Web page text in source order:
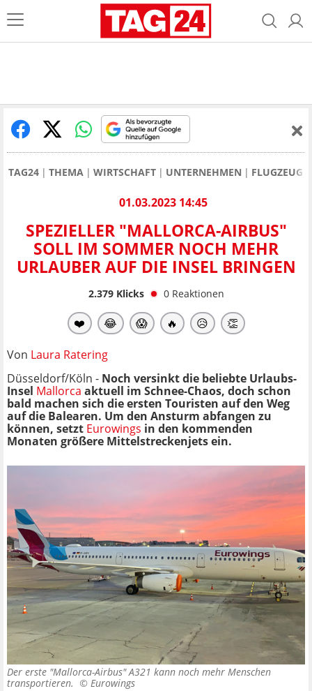
TAG24 THEMA WIRTSCHAFT UNTERNEHMEN FLUGZEUG
01.03.2023 14:45
SPEZIELLER "MALLORCA-AIRBUS"
SOLL IM SOMMER NOCH MEHR
URLAUBER AUF DIE INSEL BRINGEN
2.379Klicks 0 Reaktionen
❤️ 😂 😱 🔥 😥 👏
Von Laura Ratering
Düsseldorf/Köln - Noch versinkt die beliebte Urlaubs-
Insel Mallorca aktuell im Schnee-Chaos, doch schon
bald machen sich die ersten Touristen auf den Weg
auf die Balearen. Um den Ansturm abfangen zu
können, setzt Eurowings in den kommenden
Monaten größere Mittelstreckenjets ein.
Der erste "Mallorca-Airbus" A321 kann noch mehr Menschen
transportieren. © Eurowings